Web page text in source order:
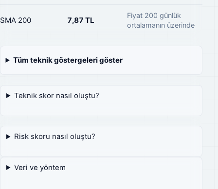
SMA 200 7,87 TL
Fiyat 200 günlük
ortalamanın üzerinde
Tüm teknik göstergeleri göster
Teknik skor nasıl oluştu?
Risk skoru nasıl oluştu?
Veri ve yöntem